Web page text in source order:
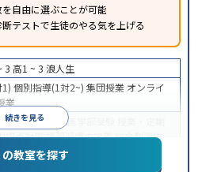
自由に選ぶことが可能
テストで生徒のやる気を上げる
続きを見る
3 高1 ~ 3 浪人生
個別指導(1対2~) 集団授業 オンライ
業
受験大学受験 医学部受験
申点対策学習習慣の定着総合型選抜
薦入試対策学校別特化対策
教室を探す